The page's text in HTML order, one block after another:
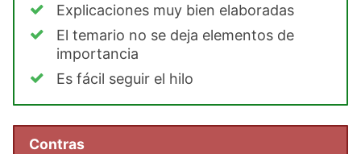
Explicaciones muy bien elaboradas
El temario no se deja elementos de
importancia
Es fácil seguir el hilo
Contras